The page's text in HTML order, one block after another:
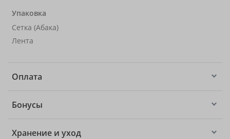
Упаковка
Сетка (Абака)
Лента
Оплата
Бонусы
Хранение и уход